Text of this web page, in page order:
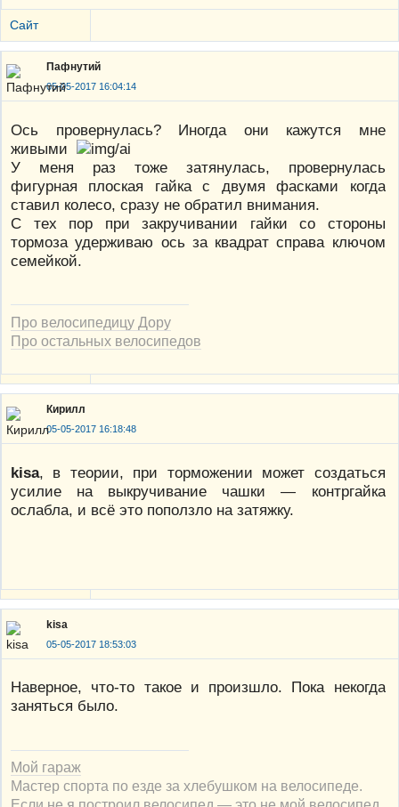
Сайт
Пафнутий
05-05-2017 16:04:14
Ось провернулась? Иногда они кажутся мне
живыми
У меня раз тоже затянулась, провернулась
фигурная плоская гайка с двумя фасками когда
ставил колесо, сразу не обратил внимания.
С тех пор при закручивании гайки со стороны
тормоза удерживаю ось за квадрат справа ключом
семейкой.
Про велосипедицу Дору
Про остальных велосипедов
Кирилл
05-05-2017 16:18:48
kisa, в теории, при торможении может создаться
усилие на выкручивание чашки — контргайка
ослабла, и всё это поползло на затяжку.
kisa
05-05-2017 18:53:03
Наверное, что-то такое и произшло. Пока некогда
заняться было.
Мой гараж
Мастер спорта по езде за хлебушком на велосипеде.